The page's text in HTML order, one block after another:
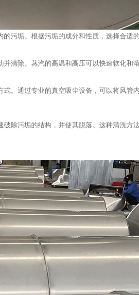
污垢。根据污垢的成分和性质，选择合适
清除。蒸汽的高温和高压可以快速软化和
。通过专业的真空吸尘设备，可以将风管
除污垢的结构，并使其脱落。这种清洗方